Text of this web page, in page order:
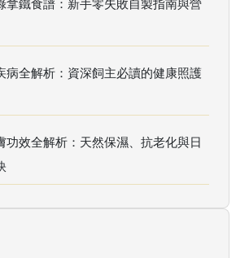
拿鐵食譜：新手零失敗自製指南與營
病全解析：資深飼主必讀的健康照護
功效全解析：天然保濕、抗老化與日